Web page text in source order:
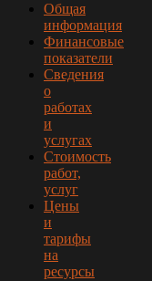
Общая
информация
Финансовые
показатели
Сведения
о
работах
и
услугах
Стоимость
работ,
услуг
Цены
и
тарифы
на
ресурсы